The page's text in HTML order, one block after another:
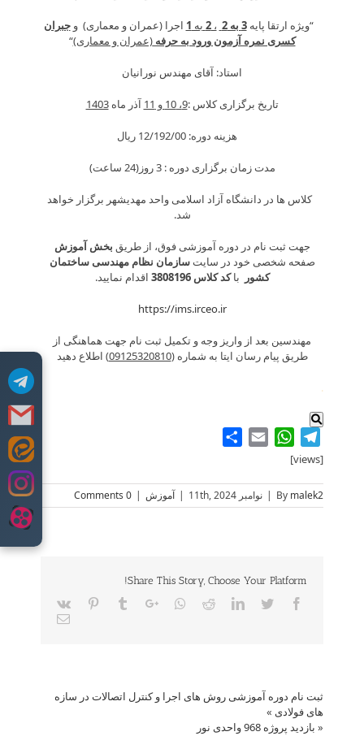
content
“ویژه ارتقا پایه3 به 2 ،2 به 1 اجرا (عمران و معماری) وجبران
کسری نمره آزمون ورود به حرفه(عمران و معماری)“
استاد: آقای مهندس نورانیان
تاریخ برگزاری کلاس :9، 10 و 11 آذر ماه1403
هزینه دوره: 12/192/00 ريال
مدت زمان برگزاری دوره : 3 روز(24 ساعت)
کلاس ها در دانشگاه آزاد اسلامی واحد مهدیشهر برگزار خواهد
شد.
جهت ثبت نام در دوره آموزشی فوق، از طریق بخش آموزش
صفحه شخصی خود در سایتسازمان نظام مهندسی ساختمان
کشور
باکد کلاس 3808196 اقدام نمایید.
https://ims.irceo.ir
مهندسین بعد از واریز وجه و تکمیل ثبت نام جهت هماهنگی از
طریق پیام رسان ایتا به شماره (09125320810) اطلاع دهید
.
Telegram
WhatsApp
Email
[views]
By malek2
| نوامبر 11th, 2024 | آموزش |
0 Comments
Share This Story, Choose Your Platform!
Facebook
Twitter
LinkedIn
Reddit
Whatsapp
Google+
Tumblr
Pinterest
Vk
Email
ثبت نام دوره آموزشی روش های اجرا و کنترل اتصالات در سازه
های فولادی »
« بازدید پروژه 968 واحدی نور